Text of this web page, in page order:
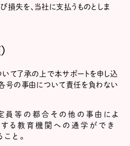
損失を、当社に支払うものとしま
て了承の上で本サポートを申し込
号の事由について責任を負わない
員等の都合その他の事由によ
する教育機関への通学ができ
と。